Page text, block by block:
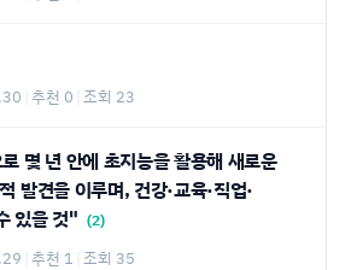
추천 0 조회 23
몇 년 안에 초지능을 활용해 새로운
발견을 이루며, 건강·교육·직업·
있을 것" (2)
추천 1 조회 35